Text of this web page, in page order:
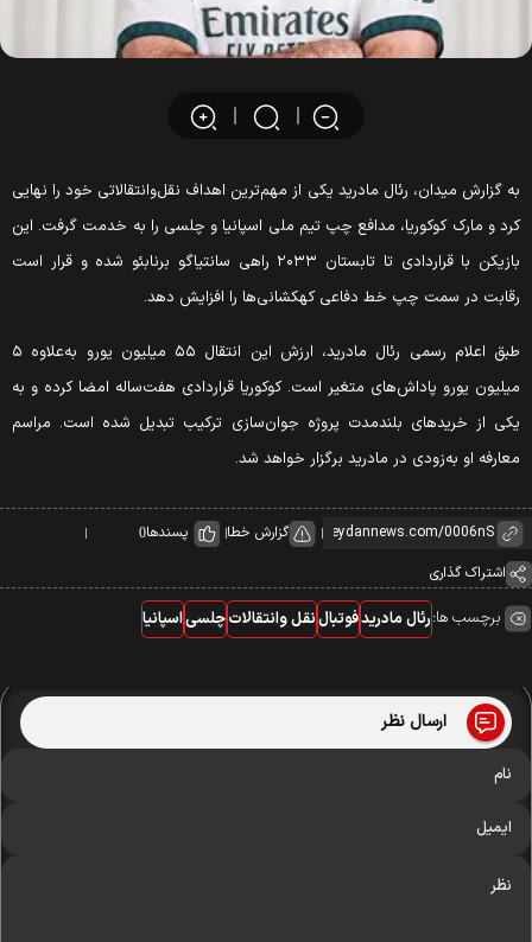
به گزارش میدان، رئال مادرید یکی از مهم‌ترین اهداف نقل‌وانتقالاتی خود را نهایی
کرد و مارک کوکوریا، مدافع چپ تیم ملی اسپانیا و چلسی را به خدمت گرفت. این
بازیکن با قراردادی تا تابستان ۲۰۳۳ راهی سانتیاگو برنابئو شده و قرار است
رقابت در سمت چپ خط دفاعی کهکشانی‌ها را افزایش دهد.
طبق اعلام رسمی رئال مادرید، ارزش این انتقال ۵۵ میلیون یورو به‌علاوه ۵
میلیون یورو پاداش‌های متغیر است. کوکوریا قراردادی هفت‌ساله امضا کرده و به
یکی از خریدهای بلندمدت پروژه جوان‌سازی ترکیب تبدیل شده است. مراسم
معارفه او به‌زودی در مادرید برگزار خواهد شد.
گزارش خطا پسندها0
اشتراک گذاری
برچسب ها:رئال مادریدفوتبالنقل وانتقالاتچلسیاسپانیا
ارسال نظر